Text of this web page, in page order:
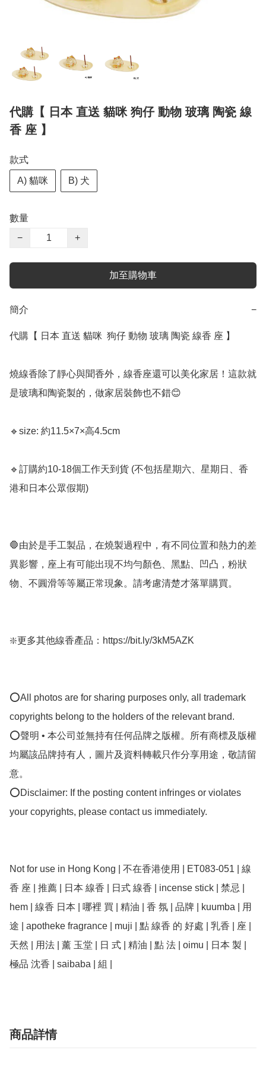
代購【 日本 直送 貓咪 狗仔 動物 玻璃 陶瓷 線
香 座 】
款式
A) 貓咪 B) 犬
數量
−
+
加至購物車
簡介 −
代購【 日本 直送 貓咪  狗仔 動物 玻璃 陶瓷 線香 座 】﻿
燒線香除了靜心與聞香外，線香座還可以美化家居！這款就
是玻璃和陶瓷製的，做家居裝飾也不錯😊
🔹size: 約11.5×7×高4.5cm
🔹訂購約10-18個工作天到貨 (不包括星期六、星期日、香
港和日本公眾假期) ﻿
🛑由於是手工製品，在燒製過程中，有不同位置和熱力的差
異影響，座上有可能出現不均勻顏色、黑點、凹凸，粉狀
物、不圓滑等等屬正常現象。請考慮清楚才落單購買。
❇️更多其他線香產品：https://bit.ly/3kM5AZK
⭕All photos are for sharing purposes only, all trademark
copyrights belong to the holders of the relevant brand.
⭕聲明 • 本公司並無持有任何品牌之版權。所有商標及版權
均屬該品牌持有人，圖片及資料轉載只作分享用途，敬請留
意。
⭕Disclaimer: If the posting content infringes or violates
your copyrights, please contact us immediately.
Not for use in Hong Kong | 不在香港使用 | ET083-051 | 線
香 座 | 推薦 | 日本 線香 | 日式 線香 | incense stick | 禁忌 |
hem | 線香 日本 | 哪裡 買 | 精油 | 香 氛 | 品牌 | kuumba | 用
途 | apotheke fragrance | muji | 點 線香 的 好處 | 乳香 | 座 |
天然 | 用法 | 薰 玉堂 | 日 式 | 精油 | 點 法 | oimu | 日本 製 |
極品 沈香 | saibaba | 組 |
商品詳情